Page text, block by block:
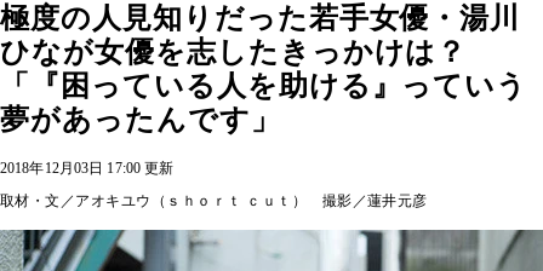
極度の人見知りだった若手女優・湯川
ひなが女優を志したきっかけは？
「『困っている人を助ける』っていう
夢があったんです」
2018年12月03日 17:00 更新
取材・文／アオキユウ（ｓｈｏｒｔ ｃｕｔ） 撮影／蓮井元彦